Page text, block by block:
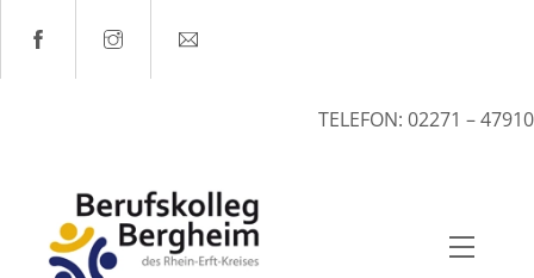
content
TELEFON: 02271 – 47910
Menu